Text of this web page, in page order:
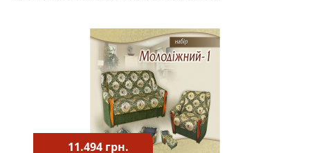
11.494 грн.